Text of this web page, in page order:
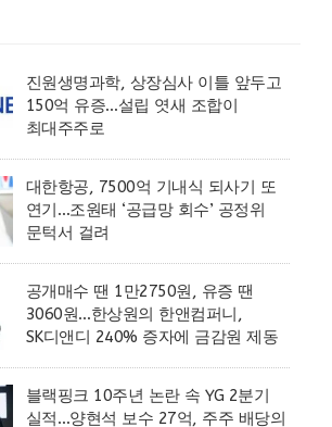
진원생명과학, 상장심사 이틀 앞두고
150억 유증…설립 엿새 조합이
최대주주로
대한항공, 7500억 기내식 되사기 또
연기…조원태 ‘공급망 회수’ 공정위
문턱서 걸려
공개매수 땐 1만2750원, 유증 땐
3060원…한상원의 한앤컴퍼니,
SK디앤디 240% 증자에 금감원 제동
블랙핑크 10주년 논란 속 YG 2분기
실적…양현석 보수 27억, 주주 배당의